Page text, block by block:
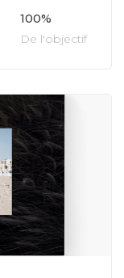
100%
De l'objectif